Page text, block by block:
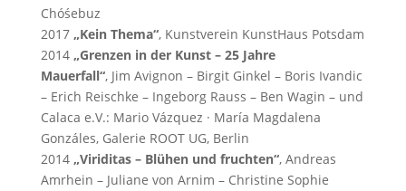
Chóśebuz
2017 „Kein Thema“, Kunstverein KunstHaus Potsdam
2014 „Grenzen in der Kunst – 25 Jahre
Mauerfall“, Jim Avignon – Birgit Ginkel – Boris Ivandic
– Erich Reischke – Ingeborg Rauss – Ben Wagin – und
Calaca e.V.: Mario Vázquez · María Magdalena
Gonzáles, Galerie ROOT UG, Berlin
2014 „Viriditas – Blühen und fruchten“, Andreas
Amrhein – Juliane von Arnim – Christine Sophie